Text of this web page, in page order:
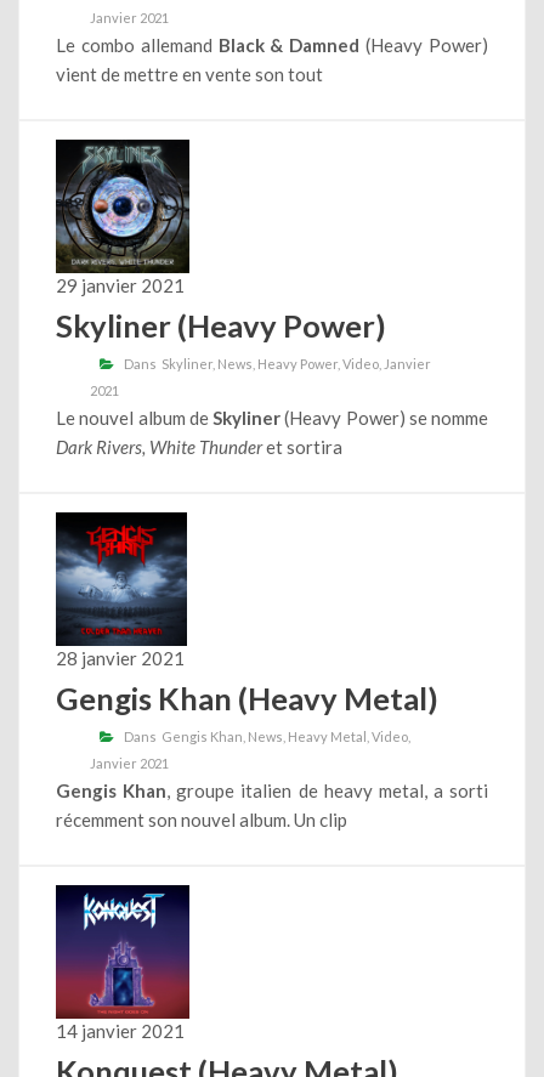
Janvier 2021
Le combo allemand Black & Damned (Heavy Power)
vient de mettre en vente son tout
29 janvier 2021
Skyliner (Heavy Power)
Dans Skyliner News Heavy Power Video Janvier
2021
Le nouvel album deSkyliner(Heavy Power) se nomme
Dark Rivers, White Thunderet sortira
28 janvier 2021
Gengis Khan (Heavy Metal)
Dans Gengis Khan News Heavy Metal Video
Janvier 2021
Gengis Khan, groupe italien de heavy metal, a sorti
récemment son nouvel album. Un clip
14 janvier 2021